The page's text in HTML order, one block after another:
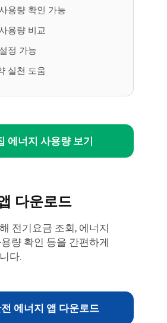
용량 확인 가능
용량 비교
정 가능
실천 도움
에너지 사용량 보기
다운로드
전기요금 조회, 에너지
량 확인 등을 간편하게
다.
에너지 앱 다운로드